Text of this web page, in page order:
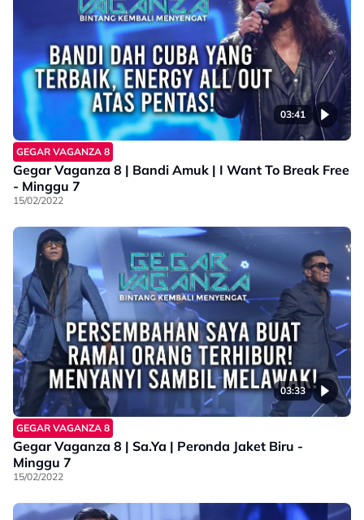
03:41
GEGAR VAGANZA 8
Gegar Vaganza 8 | Bandi Amuk | I Want To Break Free
- Minggu 7
15/02/2022
03:33
GEGAR VAGANZA 8
Gegar Vaganza 8 | Sa.Ya | Peronda Jaket Biru -
Minggu 7
15/02/2022